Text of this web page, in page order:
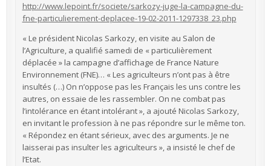
http://www.lepoint.fr/societe/sarkozy-juge-la-campagne-du-
fne-particulierement-deplacee-19-02-2011-1297338_23.php
« Le président Nicolas Sarkozy, en visite au Salon de
l’Agriculture, a qualifié samedi de « particulièrement
déplacée » la campagne d’affichage de France Nature
Environnement (FNE)… « Les agriculteurs n’ont pas à être
insultés (…) On n’oppose pas les Français les uns contre les
autres, on essaie de les rassembler. On ne combat pas
l’intolérance en étant intolérant », a ajouté Nicolas Sarkozy,
en invitant le profession à ne pas répondre sur le même ton.
« Répondez en étant sérieux, avec des arguments. Je ne
laisserai pas insulter les agriculteurs », a insisté le chef de
l’Etat.